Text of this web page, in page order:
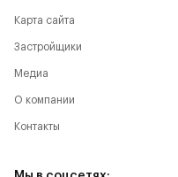
Карта сайта
Застройщики
Медиа
О компании
Контакты